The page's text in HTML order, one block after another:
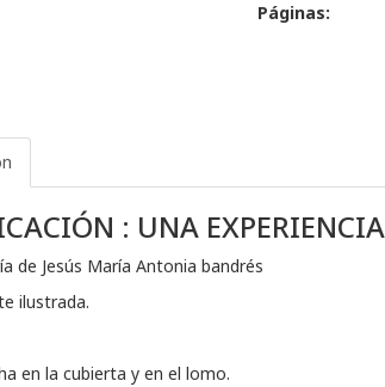
Páginas:
: UNA
de Jesús María Antonia bandrés
ilustrada.
en la cubierta y en el lomo.